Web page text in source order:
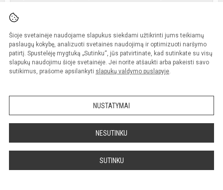
Šioje svetainėje naudojame slapukus siekdami užtikrinti jums teikiamų
paslaugų kokybę, analizuoti svetainės naudojimą ir optimizuoti naršymo
patirtį. Spustelėję mygtuką „Sutinku“, jūs patvirtinate, kad sutinkate su visų
slapukų naudojimu šioje svetainėje. Jei norite atšaukti arba pakeisti savo
sutikimus, prašome apsilankyti slapukų valdymo puslapyje.
NUSTATYMAI
NESUTINKU
SUTINKU
Gustienė)
Greta Duko (7a kl.) Respublikiniame geografijos žinių konkurse
„Pažink Lietuvos miestus" tapo nugalėtoja (mokytoja A.Kuckaitė)
Pradinių klasių rinktinė Vilniaus m. estafečių varžybų "Drąsūs, stiprūs,
vikrūs" pirmajame etape užėmė III-ąją vietą (mokytoja J. Mažvilienė)
Projekto „Etnografiniai Lietuvos regionai“ dalyviai Vilniaus miesto 8-
12 klasių mokinių etnografinėje konferencijoje – konkurse užėmė I
vietą (mokytojos G.Zdanavičienė ir I.Gustienė)
Ieva Daugialaitė (7a kl) Vilniaus m. eilėraščių konkurse „Labai